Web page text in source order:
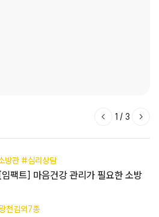
1 / 3
방관 #심리상담
트] 마음건강 관리가 필요한 소방
천김외7종